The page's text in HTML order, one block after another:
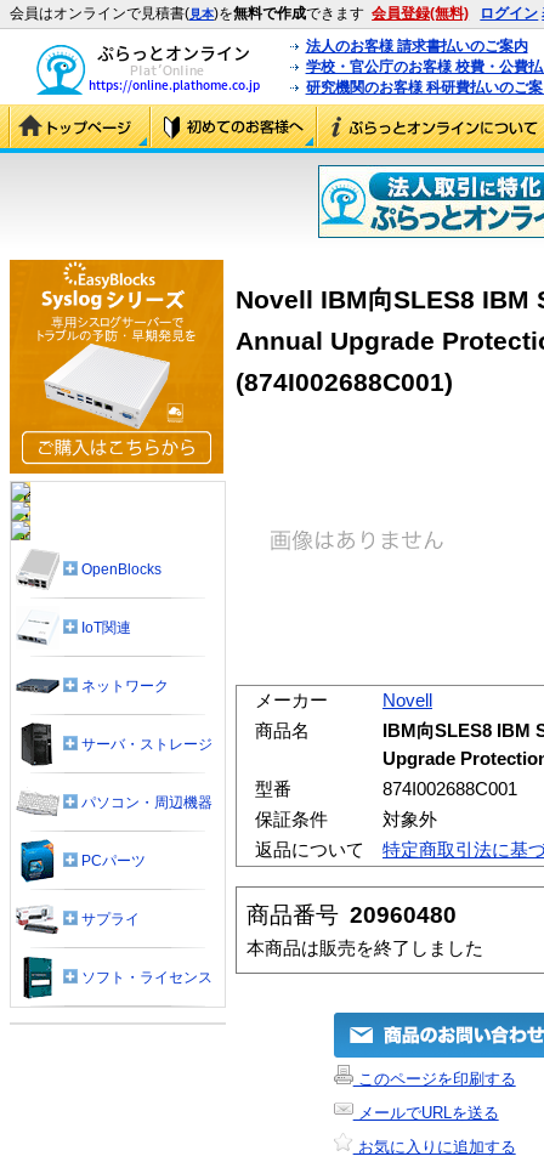
会員はオンラインで見積書(見本)を無料で作成できます 会員登録(無料) ログイン
法人のお客様 請求書払いのご案内
学校・官公庁のお客様 校費・公費
研究機関のお客様 科研費払いのご
Novell IBM向SLES8 IBM
Annual Upgrade
(874I002688C001)
メーカー
Novell
商品名
IBM向SLES8 IBM
Upgrade
型番
874I002688C001
保証条件
対象外
返品について
特定商取引法に基
商品番号 20960480
本商品は販売を終了しました
このページを印刷する
メールでURLを送る
お気に入りに追加する
OpenBlocks
IoT関連
ネットワーク
サーバ・ストレージ
パソコン・周辺機器
PCパーツ
サプライ
ソフト・ライセンス